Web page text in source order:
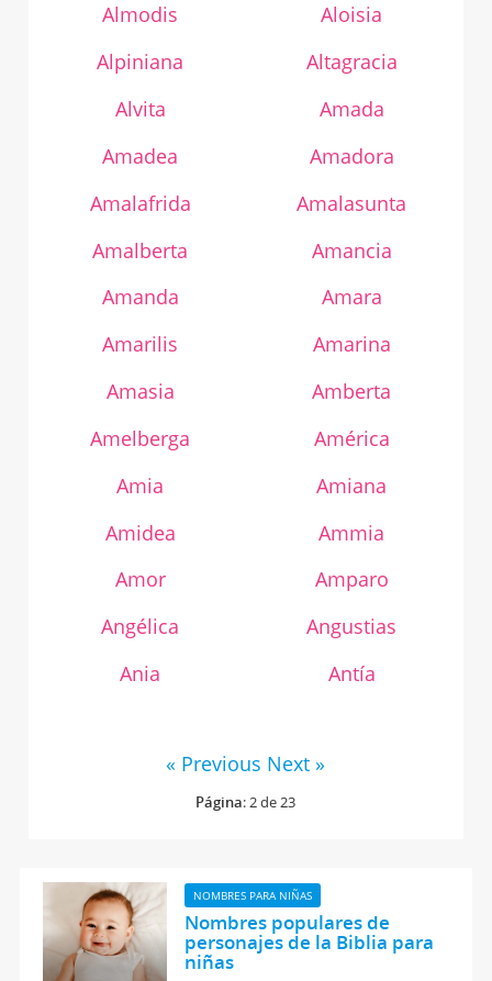
Almodis
Aloisia
Alpiniana
Altagracia
Alvita
Amada
Amadea
Amadora
Amalafrida
Amalasunta
Amalberta
Amancia
Amanda
Amara
Amarilis
Amarina
Amasia
Amberta
Amelberga
América
Amia
Amiana
Amidea
Ammia
Amor
Amparo
Angélica
Angustias
Ania
Antía
« Previous Next »
Página: 2 de 23
NOMBRES PARA NIÑAS
Nombres populares de
personajes de la Biblia para
niñas